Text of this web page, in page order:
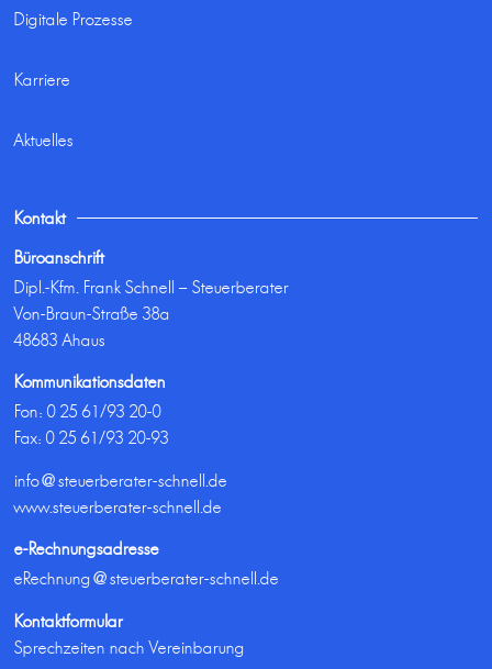
Digitale Prozesse
Karriere
Aktuelles
Kontakt
Büroanschrift
Dipl.-Kfm. Frank Schnell – Steuerberater
Von-Braun-Straße 38a
48683 Ahaus
Kommunikationsdaten
Fon:0 25 61/93 20-0
Fax: 0 25 61/93 20-93
info@steuerberater-schnell.de
www.steuerberater-schnell.de
e-Rechnungsadresse
eRechnung@steuerberater-schnell.de
Kontaktformular
Sprechzeiten nach Vereinbarung